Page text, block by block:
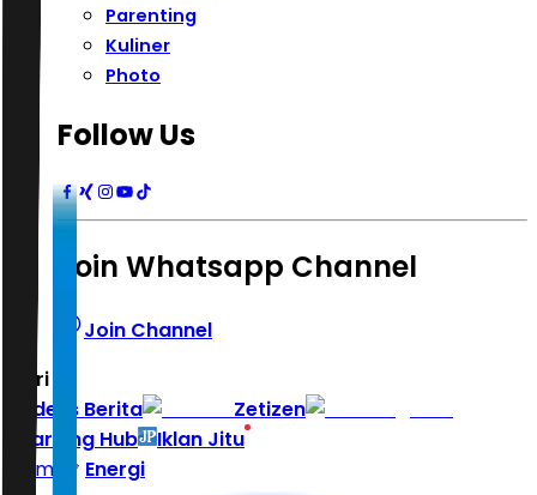
Parenting
Kuliner
Photo
Follow Us
Join Whatsapp Channel
Join Channel
Hari ini
Indeks Berita
Zetizen
Learning Hub
Iklan Jitu
Home
Energi